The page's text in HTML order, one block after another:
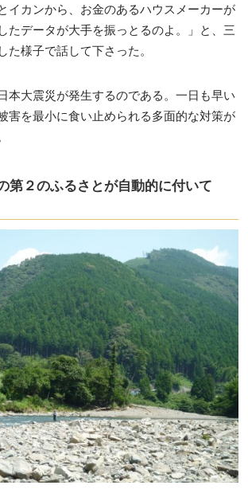
イカンから、お金のあるハウスメーカーが
たデータが大手を振っとるのよ。」と、三
た様子で話して下さった。
本大震災が発生するのである。一日も早い
害を最小に食い止められる多面的な対策が
第２のふるさとが自動的に付いて